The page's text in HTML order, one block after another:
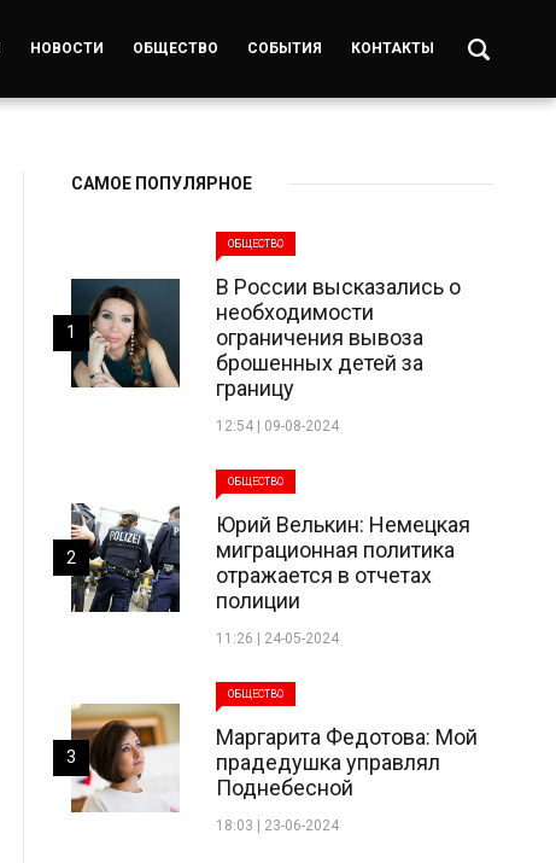
НОВОСТИ ОБЩЕСТВО СОБЫТИЯ КОНТАКТЫ
САМОЕ ПОПУЛЯРНОЕ
ОБЩЕСТВО
В России высказались о
необходимости
ограничения вывоза
брошенных детей за
границу
12:54 | 09-08-2024
1
ОБЩЕСТВО
Юрий Велькин: Немецкая
миграционная политика
отражается в отчетах
полиции
11:26 | 24-05-2024
2
ОБЩЕСТВО
Маргарита Федотова: Мой
прадедушка управлял
Поднебесной
18:03 | 23-06-2024
3